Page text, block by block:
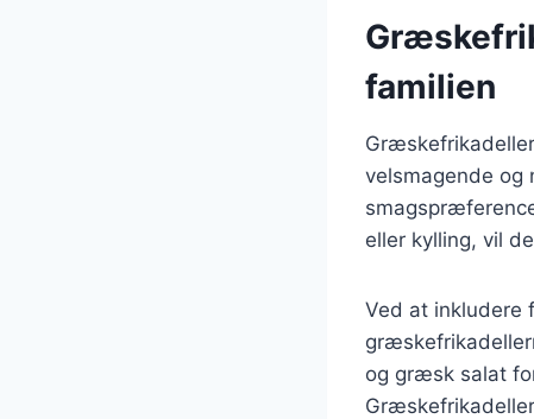
familien
velsmagende og
eller kylling, vil
Ved at inkludere
og græsk salat